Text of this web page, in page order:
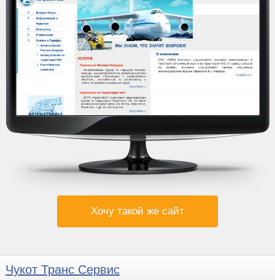
Хочу такой же сайт
Чукот Транс Сервис